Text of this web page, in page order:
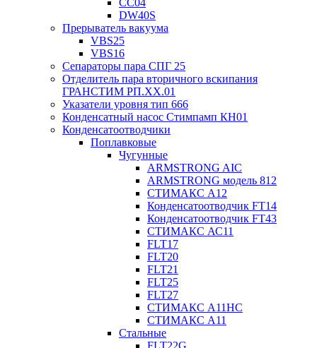
СС04
DW40S
Прерыватель вакуума
VBS25
VBS16
Сепараторы пара СПГ 25
Отделитель пара вторичного вскипания
ГРАНСТИМ РП.XX.01
Указатели уровня тип 666
Конденсатный насос Стимпамп КН01
Конденсатоотводчики
Поплавковые
Чугунные
ARMSTRONG AIC
ARMSTRONG модель 812
СТИМАКС А12
Конденсатоотводчик FT14
Конденсатоотводчик FT43
СТИМАКС АС11
FLT17
FLT20
FLT21
FLT25
FLT27
СТИМАКС А11HC
СТИМАКС А11
Стальные
FLT22G